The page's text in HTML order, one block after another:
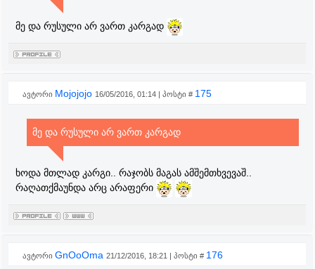
მე და რუსული არ ვართ კარგად
ავტორი Mojojojo 16/05/2016, 01:14 | პოსტი # 175
მე და რუსული არ ვართ კარგად
ხოდა მთლად კარგი.. რაჯობს მაგას ამშემთხვევაშ..
რაღათქმაუნდა არც არაფერი
ავტორი GnOoOma 21/12/2016, 18:21 | პოსტი # 176